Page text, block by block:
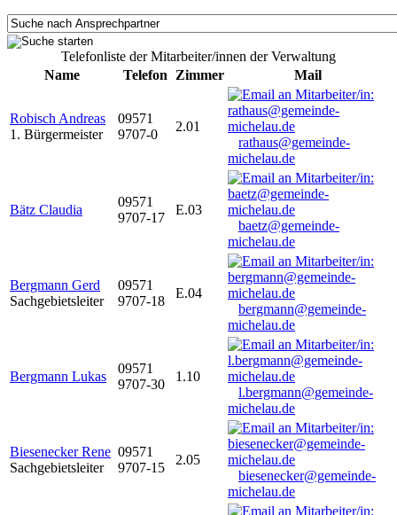
Telefonliste der Mitarbeiter/innen der Verwaltung
Name
Telefon Zimmer Mail
Robisch Andreas
1. Bürgermeister
09571
9707-0
2.01
rathaus@gemeinde-
michelau.de
Bätz Claudia
09571
9707-17
E.03
baetz@gemeinde-
michelau.de
Bergmann Gerd
Sachgebietsleiter
09571
9707-18
E.04
bergmann@gemeinde-
michelau.de
Bergmann Lukas
09571
9707-30
1.10
l.bergmann@gemeinde-
michelau.de
Biesenecker Rene
Sachgebietsleiter
09571
9707-15
2.05
biesenecker@gemeinde-
michelau.de